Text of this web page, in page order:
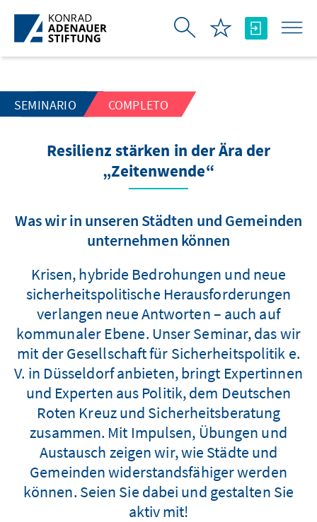
Saltar al contenido principal
SEMINARIO COMPLETO
Resilienz stärken in der Ära der
„Zeitenwende“
Was wir in unseren Städten und Gemeinden
unternehmen können
Krisen, hybride Bedrohungen und neue
sicherheitspolitische Herausforderungen
verlangen neue Antworten – auch auf
kommunaler Ebene. Unser Seminar, das wir
mit der Gesellschaft für Sicherheitspolitik e.
V. in Düsseldorf anbieten, bringt Expertinnen
und Experten aus Politik, dem Deutschen
Roten Kreuz und Sicherheitsberatung
zusammen. Mit Impulsen, Übungen und
Austausch zeigen wir, wie Städte und
Gemeinden widerstandsfähiger werden
können. Seien Sie dabei und gestalten Sie
aktiv mit!